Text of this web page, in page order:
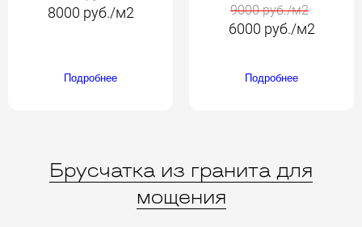
8000 руб./м2
Подробнее
9000 руб./м2
6000 руб./м2
Подробнее
Брусчатка из гранита для
мощения